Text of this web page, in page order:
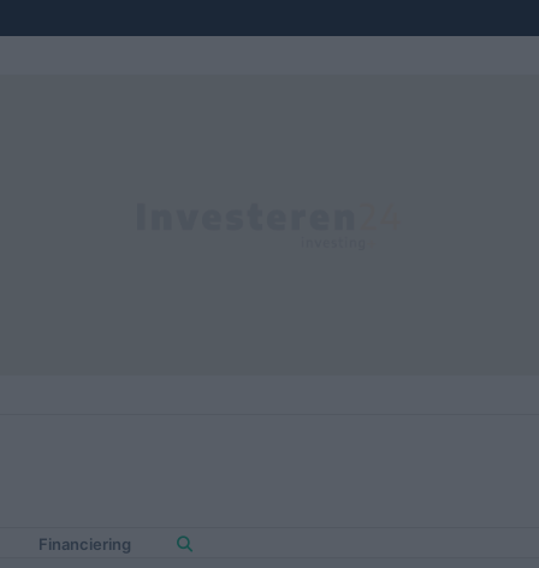
Financiering